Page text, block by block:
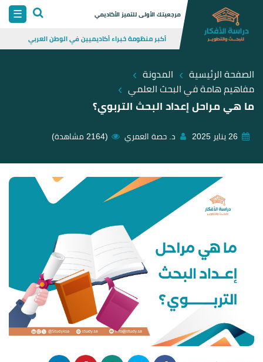
Skip
☰ مرجعيتك الأولى للتميز الأكاديمي
أكبر منظومة خبراء أكاديميين في الوطن العربي
الصفحة الرئيسية › المدونة ›
مفاهيم هامة في البحث العلمي ›
ما هي مراحل إعداد البحث التربوي؟
26 يناير 2025 د. حصة العمري (2164 مشاهدة)